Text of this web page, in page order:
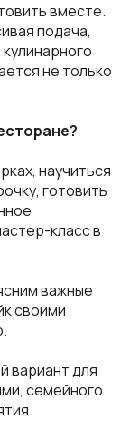
вместе.
подача,
не только
научиться
готовить
класс в
важные
своими
вариант для
семейного